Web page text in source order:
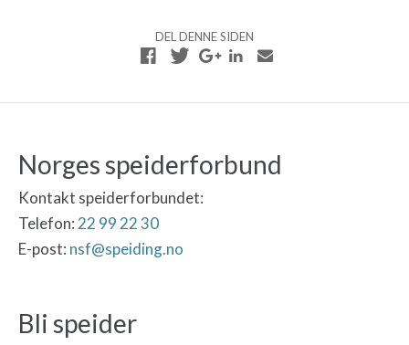
DEL DENNE SIDEN
Norges speiderforbund
Kontakt speiderforbundet:
Telefon: 22 99 22 30
E-post: nsf@speiding.no
Bli speider